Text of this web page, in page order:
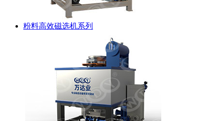
粉料高效磁选机系列